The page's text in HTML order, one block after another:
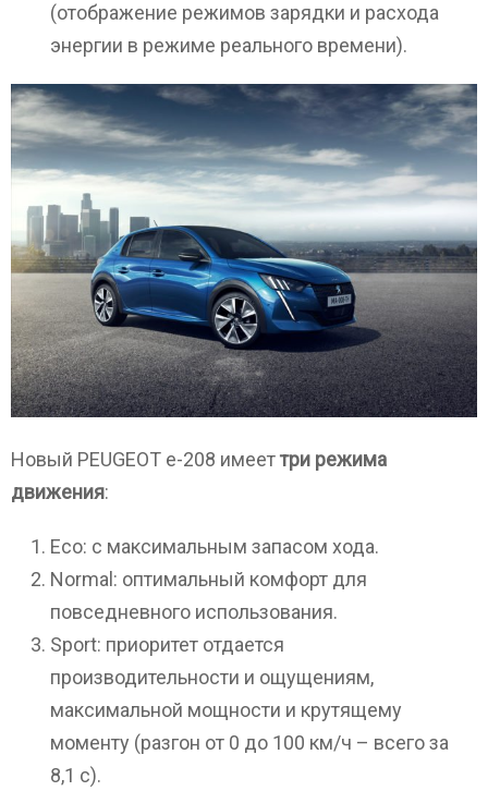
(отображение режимов зарядки и расхода
энергии в режиме реального времени).
Новый PEUGEOT e-208 имееттри режима
движения:
Eco: с максимальным запасом хода.
Normal: оптимальный комфорт для
повседневного использования.
Sport: приоритет отдается
производительности и ощущениям,
максимальной мощности и крутящему
моменту (разгон от 0 до 100 км/ч – всего за
8,1 с).